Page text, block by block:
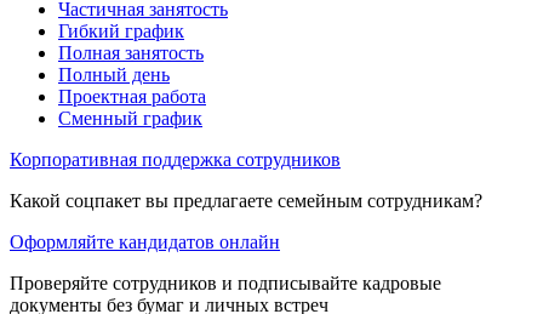
Частичная занятость
Гибкий график
Полная занятость
Полный день
Проектная работа
Сменный график
Корпоративная поддержка сотрудников
Какой соцпакет вы предлагаете семейным сотрудникам?
Оформляйте кандидатов онлайн
Проверяйте сотрудников и подписывайте кадровые
документы без бумаг и личных встреч